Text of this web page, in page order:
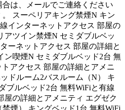
は、メールでご連絡ください
スーペリアキング禁煙N キン
インターネットアクセス 部屋の
アツイン禁煙N セミダブルベッ
ーネットアクセス 部屋の詳細と
ン喫煙N セミダブルベッド2台 無
アクセス 部屋の詳細とアメニ
ドルーム2バスルーム（N） キ
ブルベッド2台 無料WiFiと有線
屋の詳細とアメニティ エグゼク